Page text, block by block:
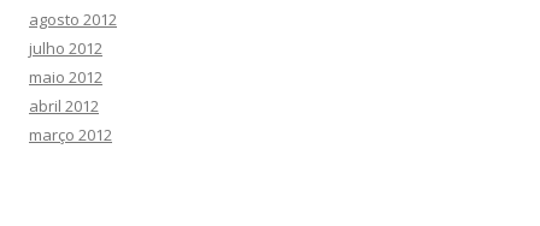
agosto 2012
julho 2012
maio 2012
abril 2012
março 2012